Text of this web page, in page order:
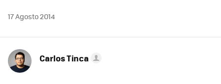
17 Agosto 2014
Carlos Tinca